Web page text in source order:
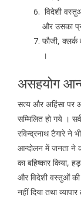
विदेशी
और उसका
फौजी, क्लर्क
।
असहयोग
सत्य और अहिंसा पर
सम्मिलित हो गये ।
रविन्द्रनाथ टैगारे ने
आन्दोलन में जनता ने
का बहिष्कार किया,
और विदेशी वस्तुओं की
नहीं दिया तथा